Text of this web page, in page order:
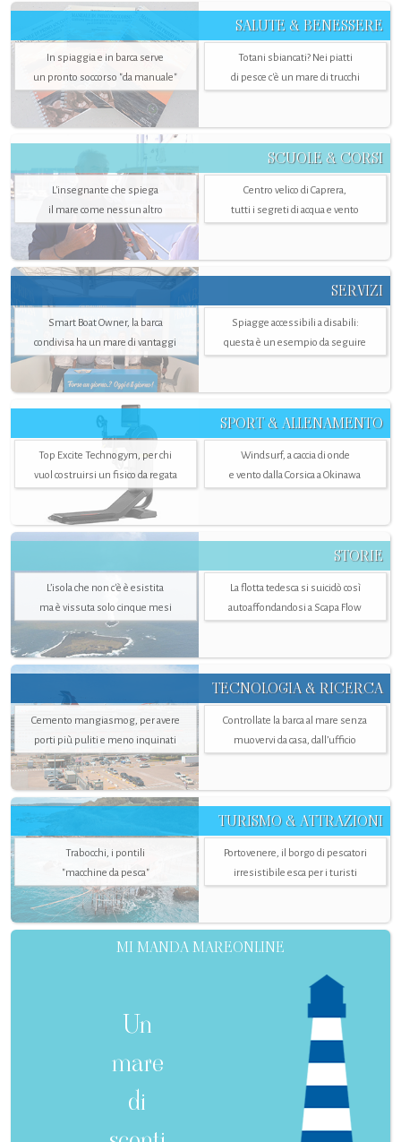
SALUTE & BENESSERE
In spiaggia e in barca serve
un pronto soccorso "da manuale"
Totani sbiancati? Nei piatti
di pesce c'è un mare di trucchi
SCUOLE & CORSI
L'insegnante che spiega
il mare come nessun altro
Centro velico di Caprera,
tutti i segreti di acqua e vento
SERVIZI
Smart Boat Owner, la barca
condivisa ha un mare di vantaggi
Spiagge accessibili a disabili:
questa è un esempio da seguire
SPORT & ALLENAMENTO
Top Excite Technogym, per chi
vuol costruirsi un fisico da regata
Windsurf, a caccia di onde
e vento dalla Corsica a Okinawa
STORIE
L’isola che non c'è è esistita
ma è vissuta solo cinque mesi
La flotta tedesca si suicidò così
autoaffondandosi a Scapa Flow
TECNOLOGIA & RICERCA
Cemento mangiasmog, per avere
porti più puliti e meno inquinati
Controllate la barca al mare senza
muovervi da casa, dall’ufficio
TURISMO & ATTRAZIONI
Trabocchi, i pontili
"macchine da pesca"
Portovenere, il borgo di pescatori
irresistibile esca per i turisti
MI MANDA MAREONLINE
Un
mare
di